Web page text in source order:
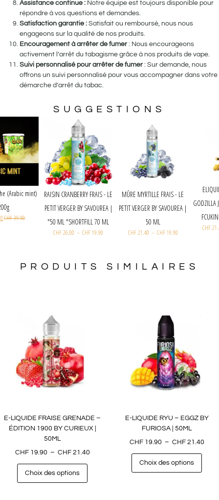
Assistance continue : Notre équipe est toujours disponible pour
répondre à vos questions et demandes.
Satisfaction garantie : Satisfait ou remboursé, nous nous
engageons sur la qualité de nos produits.
Encouragement à arrêter de fumer: Nous encourageons
activement l’arrêt du tabagisme grâce à nos produits de vape.
Suivi personnalisé pour arrêter de fumer: Sur demande, nous
offrons un suivi personnalisé pour vous accompagner dans votre
démarche d’arrêt du tabac.
SUGGESTIONS
MÛRE MYRTILLE FRAIS - LE
PETIT VERGER BY SAVOUREA |
–
CHF21.40
RAISIN CRANBERRY FRAIS - LE
PETIT VERGER BY SAVOUREA |
50 ML "SHORTFILL 70 ML"
–
CHF26.00
- Menthe (Arabic mint)
39.90
CHF35.00
PRODUITS SIMILAIRES
E-LIQUIDE FRAISE GRENADE –
ÉDITION 1900 BY CURIEUX |
50ML
CHF19.90 – CHF21.40
Choix des options
E-LIQUIDE RYU – EGGZ BY
FURIOSA | 50ML
CHF19.90 – CHF21.40
Choix des options